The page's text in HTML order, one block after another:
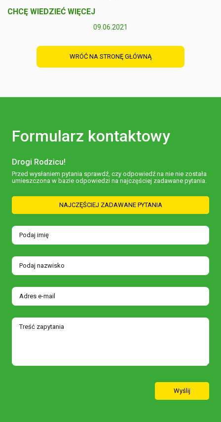
CHCĘ WIEDZIEĆ WIĘCEJ
09.06.2021
WRÓĆ NA STRONĘ GŁÓWNĄ
Formularz kontaktowy
Drogi Rodzicu!
Przed wysłaniem pytania sprawdź, czy odpowiedź na nie nie została
umieszczona w bazie odpowiedzi na najczęściej zadawane pytania.
NAJCZĘŚCIEJ ZADAWANE PYTANIA
Wyślij